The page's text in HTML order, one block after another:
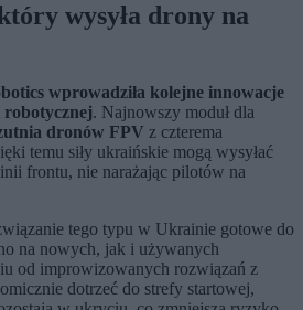
wysyła drony na
wprowadziła kolejne innowacje
. Najnowszy moduł dla
dronów FPV z czterema
temu siły ukraińskie mogą wysyłać
frontu, nie narażając pilotów na
tego typu w Ukrainie gotowe do
na nowych, jak i używanych
od improwizowanych rozwiązań z
dotrzeć do strefy startowej,